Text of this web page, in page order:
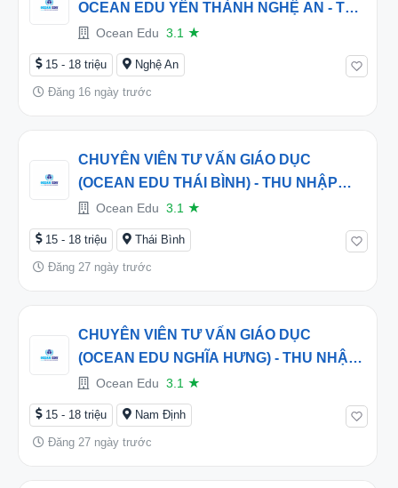
OCEAN EDU YÊN THÀNH NGHỆ AN - THU
NHẬP TỪ 16 TRIỆU/THÁNG
Ocean Edu 3.1 ★
15 - 18 triệu Nghệ An
Đăng 16 ngày trước
CHUYÊN VIÊN TƯ VẤN GIÁO DỤC
(OCEAN EDU THÁI BÌNH) - THU NHẬP
HẤP DẪN TỪ 16 TRIỆU/THÁNG
Ocean Edu 3.1 ★
15 - 18 triệu Thái Bình
Đăng 27 ngày trước
CHUYÊN VIÊN TƯ VẤN GIÁO DỤC
(OCEAN EDU NGHĨA HƯNG) - THU NHẬP
HẤP DẪN TỪ 16 TRIỆU/THÁNG
Ocean Edu 3.1 ★
15 - 18 triệu Nam Định
Đăng 27 ngày trước